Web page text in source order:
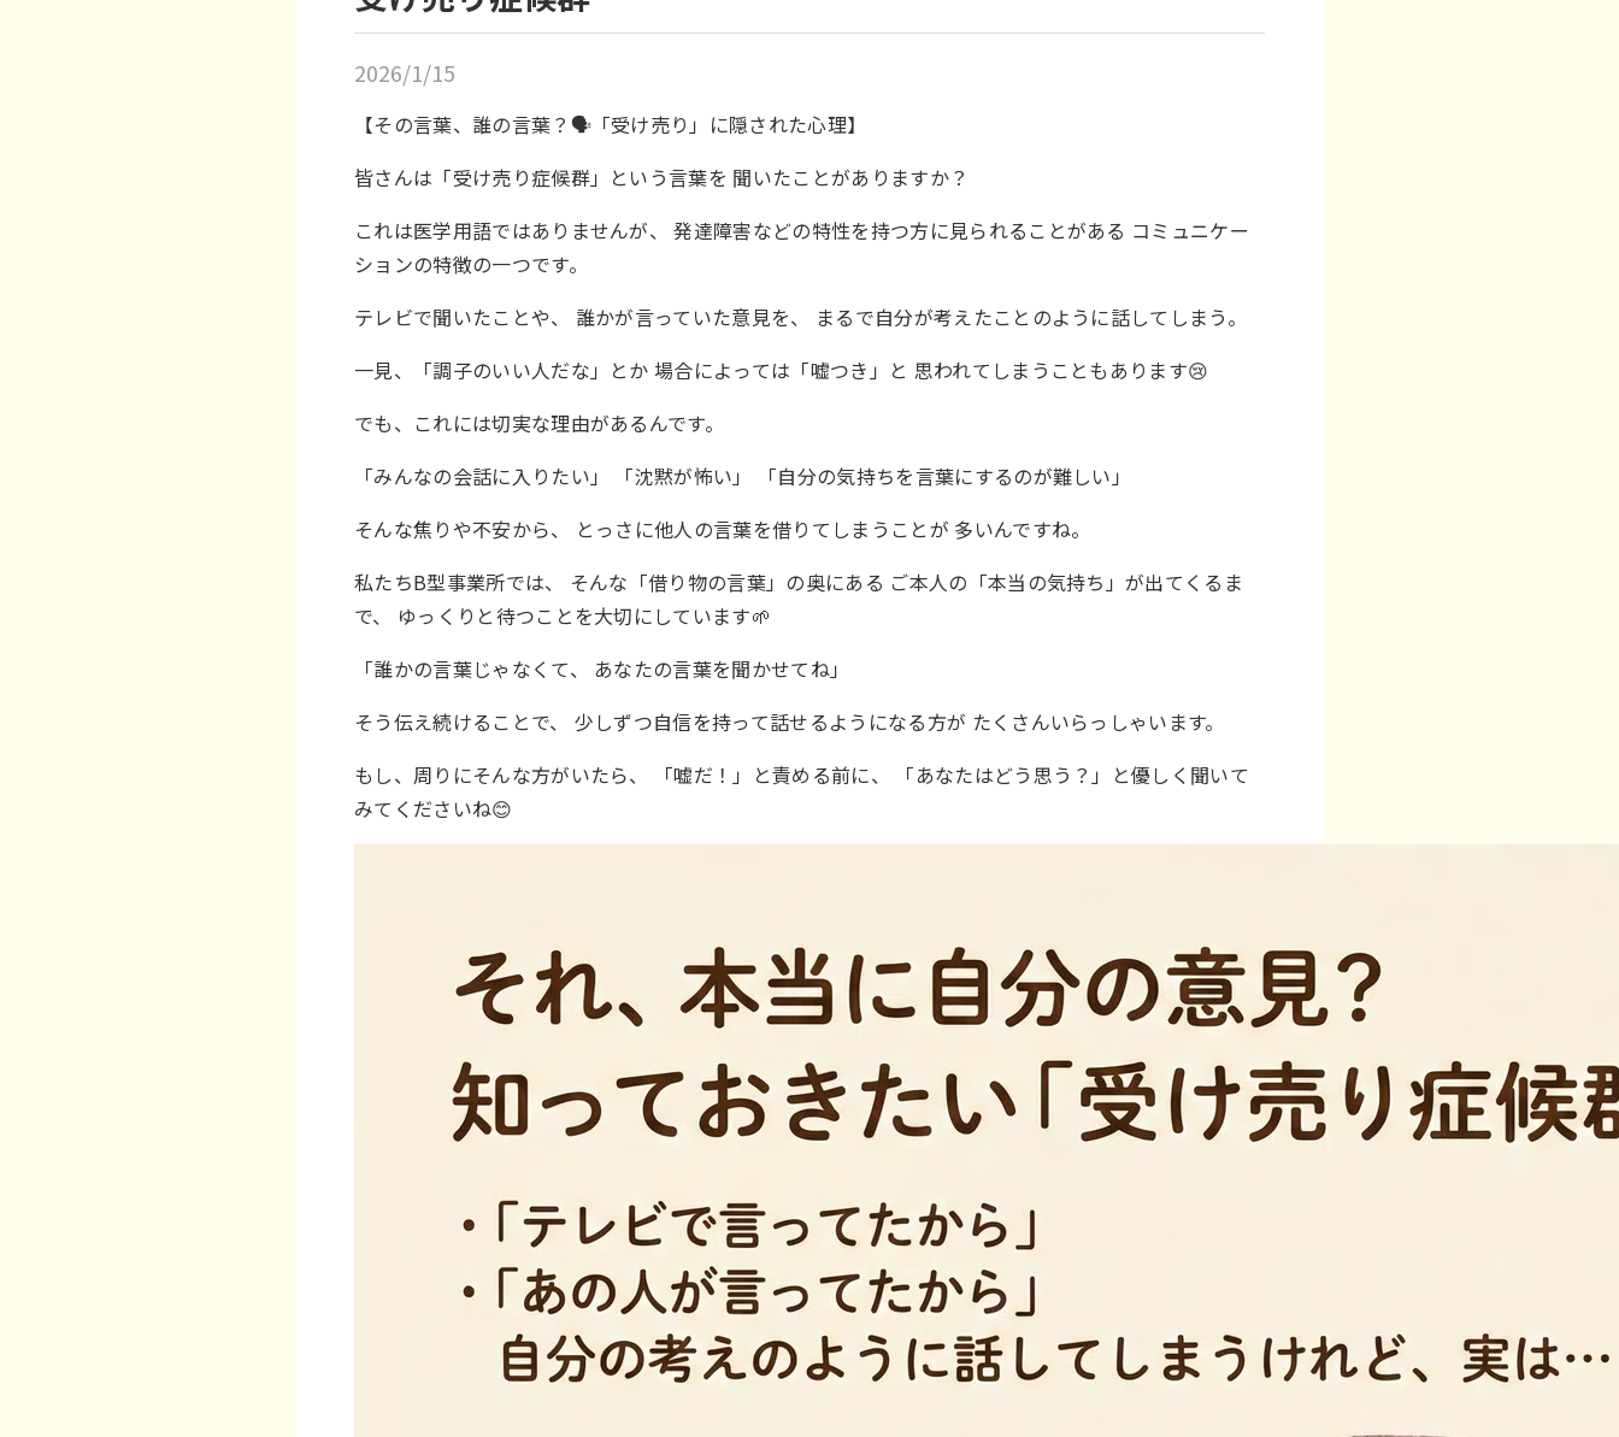
2026/1/15
【その言葉、誰の言葉？🗣️「受け売り」に隠された心理】
皆さんは「受け売り症候群」という言葉を 聞いたことがありますか？
これは医学用語ではありませんが、 発達障害などの特性を持つ方に見られることがある コミュニケー
ションの特徴の一つです。
テレビで聞いたことや、 誰かが言っていた意見を、 まるで自分が考えたことのように話してしまう。
一見、「調子のいい人だな」とか 場合によっては「嘘つき」と 思われてしまうこともあります😢
でも、これには切実な理由があるんです。
「みんなの会話に入りたい」 「沈黙が怖い」 「自分の気持ちを言葉にするのが難しい」
そんな焦りや不安から、 とっさに他人の言葉を借りてしまうことが 多いんですね。
私たちB型事業所では、 そんな「借り物の言葉」の奥にある ご本人の「本当の気持ち」が出てくるま
で、 ゆっくりと待つことを大切にしています🌱
「誰かの言葉じゃなくて、 あなたの言葉を聞かせてね」
そう伝え続けることで、 少しずつ自信を持って話せるようになる方が たくさんいらっしゃいます。
もし、周りにそんな方がいたら、 「嘘だ！」と責める前に、 「あなたはどう思う？」と優しく聞いて
みてくださいね😊